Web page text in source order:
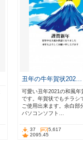
丑年の牛年賀状202…
可愛い丑年2021の和風年
です。年賀状でもチラシ
ご使用出来ます。余白部
パソコンソフト…
37
5,617
2095.45